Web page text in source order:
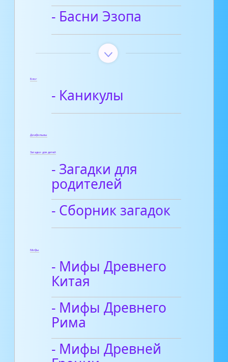
- Басни Эзопа
Блог
- Каникулы
Диафильмы
Загадки для детей
- Загадки для
родителей
- Сборник загадок
Мифы
- Мифы Древнего
Китая
- Мифы Древнего
Рима
- Мифы Древней